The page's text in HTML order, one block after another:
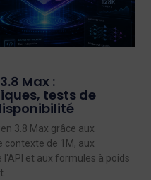
Max :
tests de
3.8 Max grâce aux
contexte de 1M, aux
et aux formules à poids